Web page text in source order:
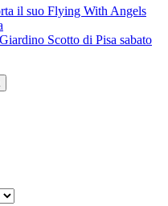
il suo Flying With Angels
Scotto di Pisa sabato